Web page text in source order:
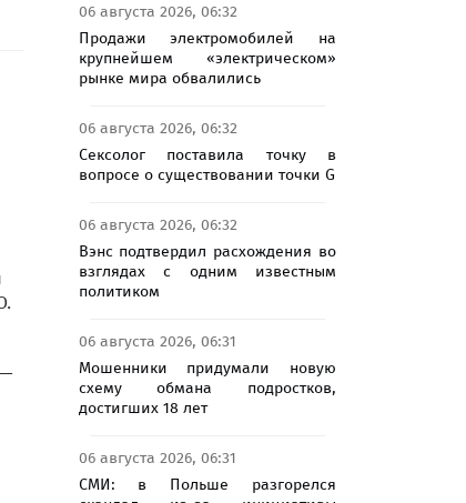
06 августа 2026, 06:32
Продажи электромобилей на
крупнейшем «электрическом»
рынке мира обвалились
06 августа 2026, 06:32
Сексолог поставила точку в
вопросе о существовании точки G
06 августа 2026, 06:32
Вэнс подтвердил расхождения во
взглядах с одним известным
политиком
06 августа 2026, 06:31
Мошенники придумали новую
схему обмана подростков,
достигших 18 лет
06 августа 2026, 06:31
СМИ: в Польше разгорелся